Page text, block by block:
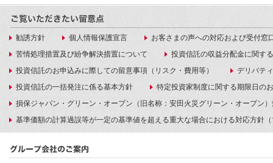
勧誘方針 個人情報保護宣言
お客さまの声への対応および受付窓
苦情処理措置及び紛争解決措置について
投資信託の収益分配金に関す
投資信託のお申込みに際しての留意事項（リスク・費用等）
デリバテ
投資信託の一括発注に係る基本方針
特定投資家制度に関する期限日の
損保ジャパン・グリーン・オープン（旧名称：安田火災グリーン・オープン
基準価額の計算過誤等が一定の基準値を超える重大な場合における対応方針